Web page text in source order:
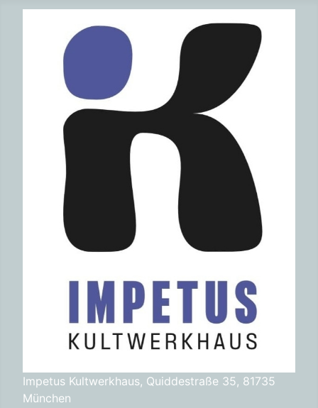
Impetus Kultwerkhaus, Quiddestraße 35, 81735
München